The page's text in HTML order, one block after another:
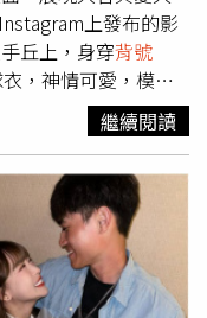
投了71球的巴雷諾退
華隊李權恩打擊，
成為另類對決戲碼。
中華隊攻占二三壘，
身球，中華隊滿
，中華隊靠著「再見
上發布的影
丘上，身穿背號
，神情可愛，模樣
DECOY」，並以
的回合，抽牌）」。
設計上屬於「光屬
」，象徵大谷翔平去
牌說明中寫道「神
為開球式的儀式與
迷倒眾人，儀式在
，未來仍將
繼續閱讀